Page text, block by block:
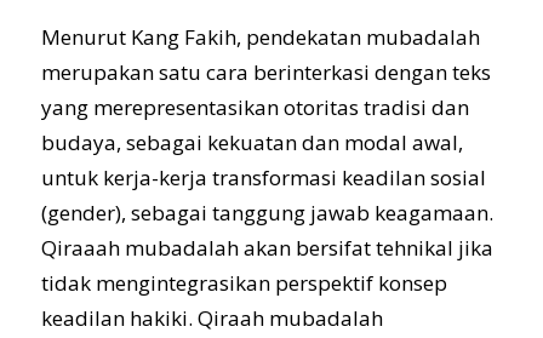
OPINI
Menurut Kang Fakih, pendekatan mubadalah
merupakan satu cara berinterkasi dengan teks
yang merepresentasikan otoritas tradisi dan
budaya, sebagai kekuatan dan modal awal,
untuk kerja-kerja transformasi keadilan sosial
(gender), sebagai tanggung jawab keagamaan.
Qiraaah mubadalah akan bersifat tehnikal jika
tidak mengintegrasikan perspektif konsep
keadilan hakiki. Qiraah mubadalah